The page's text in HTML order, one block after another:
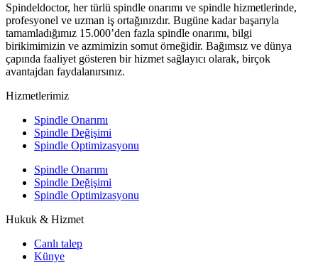
Spindeldoctor, her türlü spindle onarımı ve spindle hizmetlerinde,
profesyonel ve uzman iş ortağınızdır. Bugüne kadar başarıyla
tamamladığımız 15.000’den fazla spindle onarımı, bilgi
birikimimizin ve azmimizin somut örneğidir. Bağımsız ve dünya
çapında faaliyet gösteren bir hizmet sağlayıcı olarak, birçok
avantajdan faydalanırsınız.
Hizmetlerimiz
Spindle Onarımı
Spindle Değişimi
Spindle Optimizasyonu
Spindle Onarımı
Spindle Değişimi
Spindle Optimizasyonu
Hukuk & Hizmet
Canlı talep
Künye